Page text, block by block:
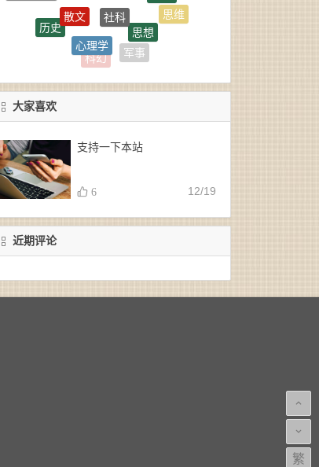
思维
武侠
历史
军事
科幻
大家喜欢
支持一下本站
6 12/19
近期评论
繁